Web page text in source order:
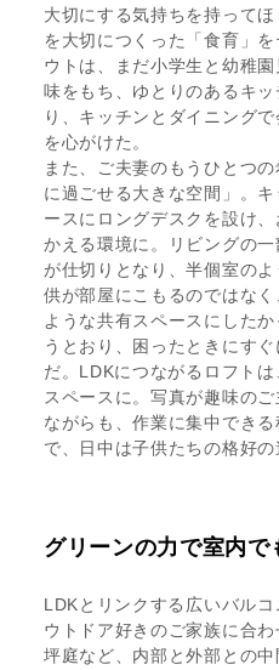
大切にする気持ちを持って
を大切につくった「食育」
ウトは、まだ小学生と幼稚
味をもち、ゆとりのあるキ
り、キッチンとダイニング
を心がけた。
また、ご夫妻のもうひとつ
に過ごせる大きな空間」。
ースにロングデスクを設け
かえる環境に。リビングの
が仕切りとなり、半個室の
供が部屋にこもるのではな
ような共有スペースにした
うとおり、困ったときにす
だ。LDKにつながるロフト
スペースに。写真が趣味の
ながらも、作業に集中でき
で、日中は子供たちの格好の
グリーンの力で室内で
LDKとリンクする広いバル
ウトドア好きのご家族に合
坪庭など、内部と外部との